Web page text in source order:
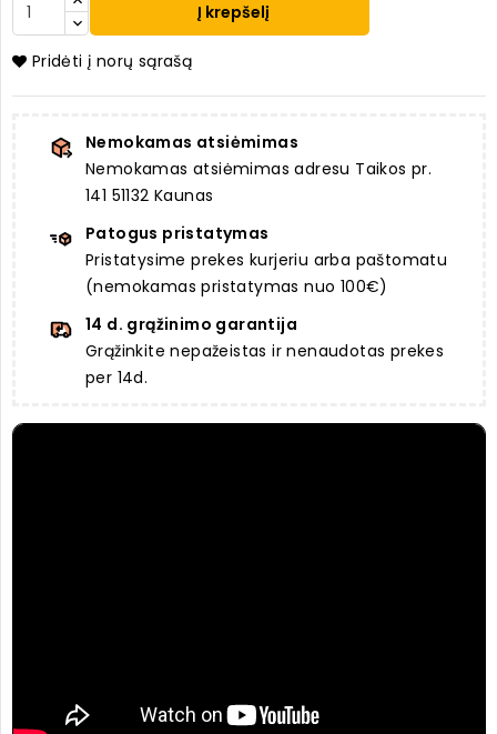
Į krepšelį
Pridėti į norų sąrašą
Nemokamas atsiėmimas
Nemokamas atsiėmimas adresu Taikos pr.
141 51132 Kaunas
Patogus pristatymas
Pristatysime prekes kurjeriu arba paštomatu
(nemokamas pristatymas nuo 100€)
14 d. grąžinimo garantija
Grąžinkite nepažeistas ir nenaudotas prekes
per 14d.